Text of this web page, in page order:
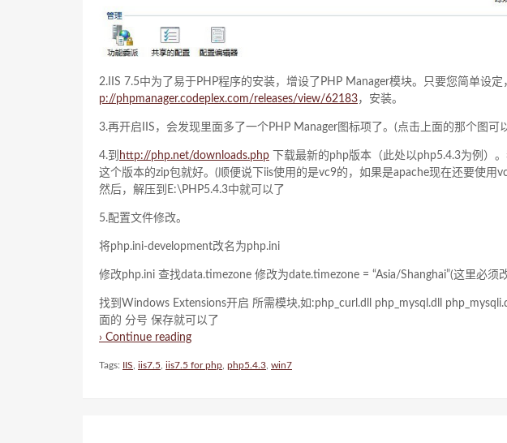
2.IIS 7.5中为了易于PHP程序的安装，增设了PHP Manager模块。只要您简单设定
p://phpmanager.codeplex.com/releases/view/62183，安装。
3.再开启IIS，会发现里面多了一个PHP Manager图标项了。(点击上面的那个图可
4.到 http://php.net/downloads.php 下载最新的php版本（此处以php5.4.3为例）
这个版本的zip包就好。(顺便说下iis使用的是vc9的，如果是apache现在还要使用
然后，解压到E:\PHP5.4.3中就可以了
5.配置文件修改。
将php.ini-development改名为php.ini
修改php.ini 查找data.timezone 修改为date.timezone = “Asia/Shanghai”(这里必须
找到Windows Extensions开启 所需模块,如:php_curl.dll php_mysql.dll
面的 分号 保存就可以了
› Continue reading
Tags: IIS iis7.5 iis7.5 for php php5.4.3 win7